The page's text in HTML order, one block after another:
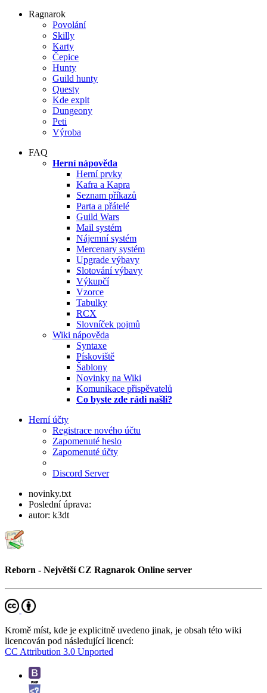
Ragnarok
Povolání
Skilly
Karty
Čepice
Hunty
Guild hunty
Questy
Kde expit
Dungeony
Peti
Výroba
FAQ
Herní nápověda
Herní prvky
Kafra a Kapra
Seznam příkazů
Parta a přátelé
Guild Wars
Mail systém
Nájemní systém
Mercenary systém
Upgrade výbavy
Slotování výbavy
Výkupčí
Vzorce
Tabulky
RCX
Slovníček pojmů
Wiki nápověda
Syntaxe
Pískoviště
Šablony
Novinky na Wiki
Komunikace přispěvatelů
Co byste zde rádi našli?
Herní účty
Registrace nového účtu
Zapomenuté heslo
Zapomenuté účty
Discord Server
novinky.txt
Poslední úprava:
autor: k3dt
Reborn - Největší CZ Ragnarok Online server
Kromě míst, kde je explicitně uvedeno jinak, je obsah této wiki
licencován pod následující licencí:
CC Attribution 3.0 Unported